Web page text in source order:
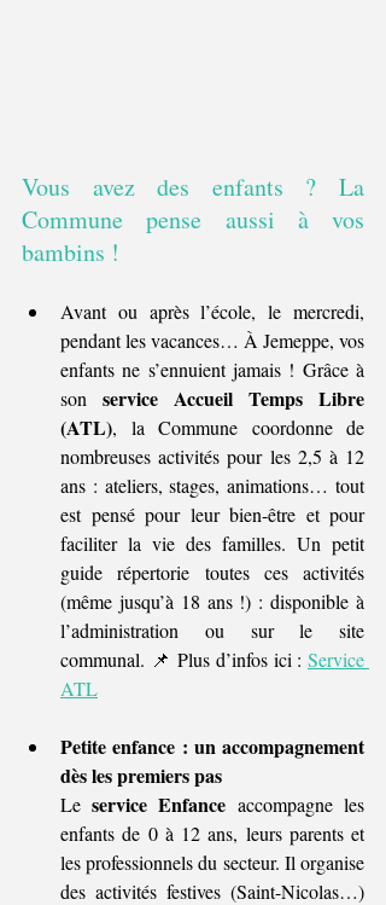
Vous avez des enfants ? La
Commune pense aussi à vos
bambins !
Avant ou après l’école, le mercredi,
pendant les vacances… À Jemeppe, vos
enfants ne s’ennuient jamais ! Grâce à
son service Accueil Temps Libre
(ATL), la Commune coordonne de
nombreuses activités pour les 2,5 à 12
ans : ateliers, stages, animations… tout
est pensé pour leur bien-être et pour
faciliter la vie des familles. Un petit
guide répertorie toutes ces activités
(même jusqu’à 18 ans !) : disponible à
l’administration ou sur le site
communal. 📌 Plus d’infos ici : Service
ATL
Petite enfance : un accompagnement
dès les premiers pas
Le service Enfance accompagne les
enfants de 0 à 12 ans, leurs parents et
les professionnels du secteur. Il organise
des activités festives (Saint-Nicolas…)